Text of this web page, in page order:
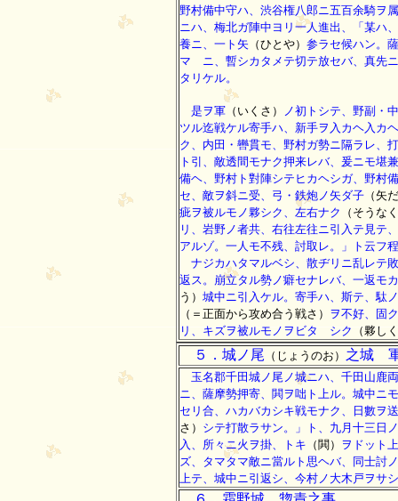
野村備中守ハ、渋谷権八郎ニ五百余騎ヲ
ニハ、梅北ガ陣中ヨリ一人進出、「某ハ
養ニ、一ト矢 （ひとや） 参ラセ候ハン。
マゝニ、暫シカタメテ切テ放セバ、真先
タリケル。
是ヲ軍 （いくさ）
ノ初トシテ、野副・
ツル迄戦ケル寄手ハ、新手ヲ入カヘ入カ
ク、内田・轡貫モ、野村ガ勢ニ隔ラレ、
ト引、敵透間モナク押来レバ、爰ニモ堪兼
備ヘ、野村ト對陣シテヒカヘシガ、野村
セ、敵ヲ斜ニ受、弓・鉄炮ノ矢ダ子 （矢
疵ヲ被ルモノ夥シク、左右ナク
（そうな
リ、岩野ノ者共、右往左往ニ引入テ見テ
アルゾ。一人モ不残、討取レ。」ト云フ
ナジカハタマルベシ、散ヂリニ乱レテ
返ス。崩立タル勢ノ癖セナレバ、一返モ
う） 城中ニ引入ケル。寄手ハ、斯テ、駄
（＝正面から攻め合う戦さ） ヲ不好、固
リ、キズヲ被ルモノヲビタゞシク
（夥し
５．城ノ尾 （じょうのお） 之城
玉名郡千田城ノ尾ノ城ニハ、千田山鹿
ニ、薩摩勢押寄、閧ヲ咄ト上ル。城中ニ
セリ合、ハカバカシキ戦モナク、日數ヲ
さ） シテ打散ラサン。」ト、九月十三日
入、所々ニ火ヲ掛、トキ （閧） ヲドット
ズ、タマタマ敵ニ當ルト思ヘバ、同士討
上テ、城中ニ引返シ、今村ノ大木戸ヲサ